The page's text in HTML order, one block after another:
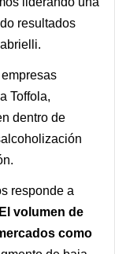
resultados
Toffola,
dentro de
responde a
El volumen de
como